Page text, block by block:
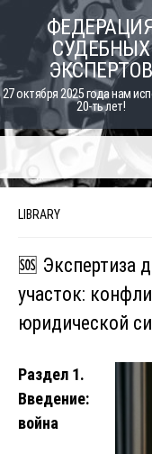
content
СУДЕБНЫХ
ЭКСПЕРТОВ
27 октября 2025 года нам
20-ть лет!
LIBRARY
🆘 Экспертиза
участок:
юридической
Раздел 1.
Введение:
война